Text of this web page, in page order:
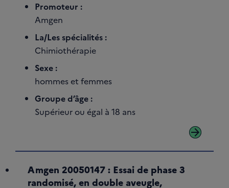
Promoteur :
Amgen
La/Les spécialités :
Chimiothérapie
Sexe :
hommes et femmes
Groupe d’âge :
Supérieur ou égal à 18 ans
arrow_forward
Amgen 20050147 : Essai de phase 3
randomisé, en double aveugle,